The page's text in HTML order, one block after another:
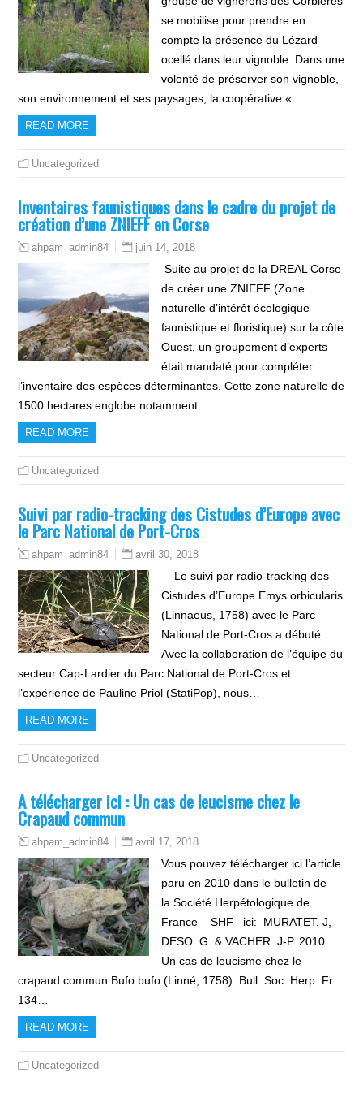
se mobilise pour prendre en
compte la présence du Lézard
ocellé dans leur vignoble. Dans une
volonté de préserver son vignoble,
son environnement et ses paysages, la coopérative «…
READ MORE
Uncategorized
Inventaires faunistiques dans le cadre du projet de
création d’une ZNIEFF en Corse
ahpam_admin84 juin 14, 2018
Suite au projet de la DREAL Corse
de créer une ZNIEFF (Zone
naturelle d’intérêt écologique
faunistique et floristique) sur la côte
Ouest, un groupement d’experts
était mandaté pour compléter
l’inventaire des espèces déterminantes. Cette zone naturelle de
1500 hectares englobe notamment…
READ MORE
Uncategorized
Suivi par radio-tracking des Cistudes d’Europe avec
le Parc National de Port-Cros
ahpam_admin84 avril 30, 2018
Le suivi par radio-tracking des
Cistudes d’Europe Emys orbicularis
(Linnaeus, 1758) avec le Parc
National de Port-Cros a débuté.
Avec la collaboration de l’équipe du
secteur Cap-Lardier du Parc National de Port-Cros et
l’expérience de Pauline Priol (StatiPop), nous…
READ MORE
Uncategorized
A télécharger ici : Un cas de leucisme chez le
Crapaud commun
ahpam_admin84 avril 17, 2018
Vous pouvez télécharger ici l’article
paru en 2010 dans le bulletin de
la Société Herpétologique de
France – SHF ici: MURATET. J,
DESO. G. & VACHER. J-P. 2010.
Un cas de leucisme chez le
crapaud commun Bufo bufo (Linné, 1758). Bull. Soc. Herp. Fr.
134…
READ MORE
Uncategorized